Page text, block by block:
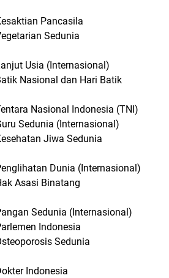
Pancasila
Sedunia
Usia (Internasional)
Nasional dan Hari Batik
Nasional Indonesia (TNI)
Sedunia (Internasional)
Jiwa Sedunia
Dunia (Internasional)
Asasi Binatang
Sedunia (Internasional)
Indonesia
Sedunia
Indonesia